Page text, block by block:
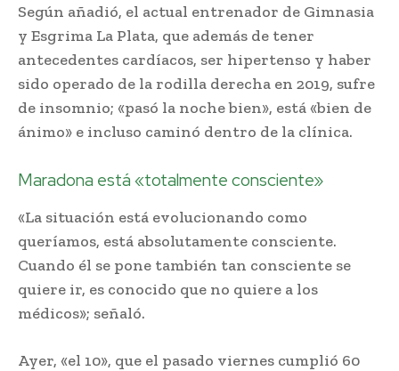
Según añadió, el actual entrenador de Gimnasia
y Esgrima La Plata, que además de tener
antecedentes cardíacos, ser hipertenso y haber
sido operado de la rodilla derecha en 2019, sufre
de insomnio; «pasó la noche bien», está «bien de
ánimo» e incluso caminó dentro de la clínica.
Maradona está «totalmente consciente»
«La situación está evolucionando como
queríamos, está absolutamente consciente.
Cuando él se pone también tan consciente se
quiere ir, es conocido que no quiere a los
médicos»; señaló.
Ayer, «el 10», que el pasado viernes cumplió 60